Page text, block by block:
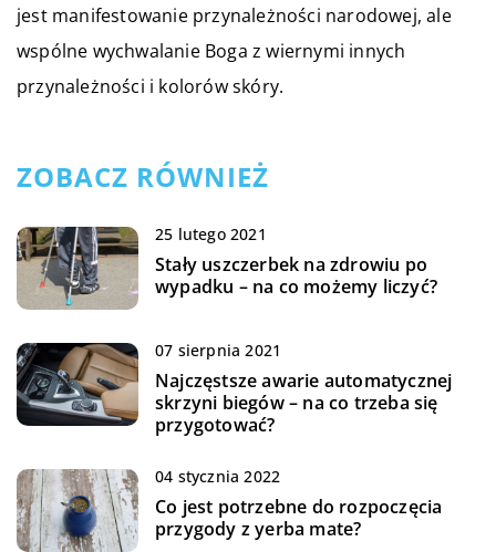
jest manifestowanie przynależności narodowej, ale
wspólne wychwalanie Boga z wiernymi innych
przynależności i kolorów skóry.
ZOBACZ RÓWNIEŻ
25 lutego 2021
Stały uszczerbek na zdrowiu po
wypadku – na co możemy liczyć?
07 sierpnia 2021
Najczęstsze awarie automatycznej
skrzyni biegów – na co trzeba się
przygotować?
04 stycznia 2022
Co jest potrzebne do rozpoczęcia
przygody z yerba mate?